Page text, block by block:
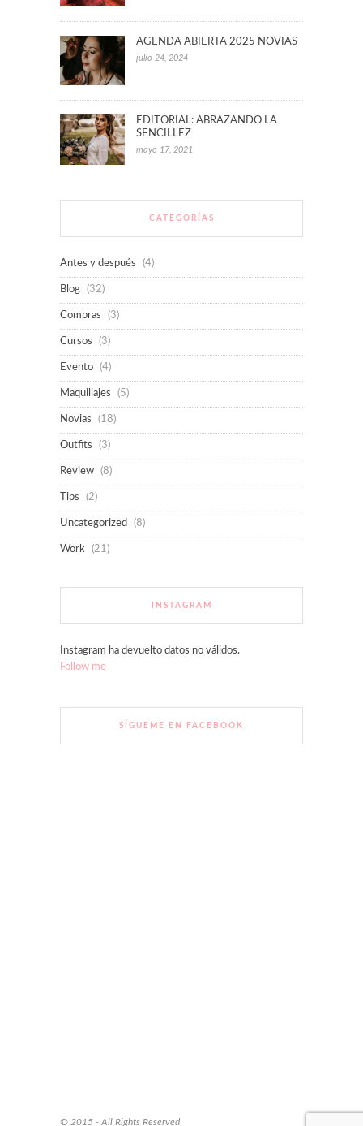
AGENDA ABIERTA 2025 NOVIAS
julio 24, 2024
EDITORIAL: ABRAZANDO LA
SENCILLEZ
mayo 17, 2021
CATEGORÍAS
Antes y después (4)
Blog (32)
Compras (3)
Cursos (3)
Evento (4)
Maquillajes (5)
Novias (18)
Outfits (3)
Review (8)
Tips (2)
Uncategorized (8)
Work (21)
INSTAGRAM
Instagram ha devuelto datos no válidos.
Follow me
SÍGUEME EN FACEBOOK
© 2015 - All Rights Reserved